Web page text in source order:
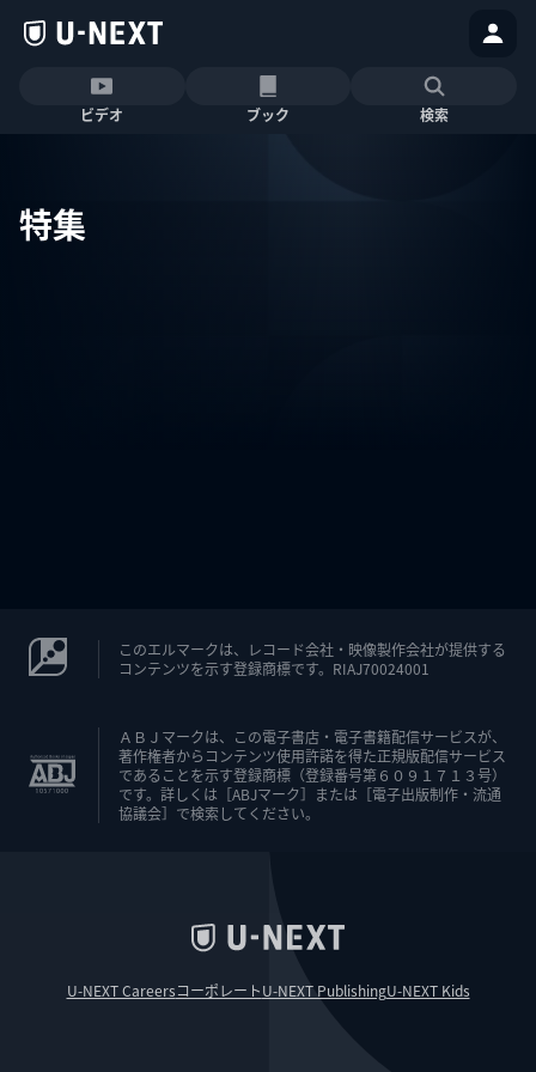
ビデオ ブック 検索
特集
このエルマークは、レコード会社・映像製作会社が提供する
コンテンツを示す登録商標です。RIAJ70024001
ＡＢＪマークは、この電子書店・電子書籍配信サービスが、
著作権者からコンテンツ使用許諾を得た正規版配信サービス
であることを示す登録商標（登録番号第６０９１７１３号）
です。詳しくは［ABJマーク］または［電子出版制作・流通
協議会］で検索してください。
U-NEXT CareersコーポレートU-NEXT PublishingU-NEXT Kids